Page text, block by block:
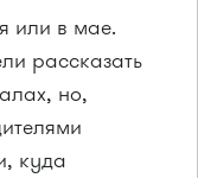
или в мае.
рассказать
но,
куда